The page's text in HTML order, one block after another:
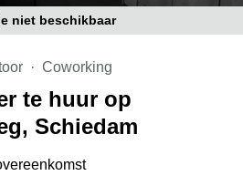
niet beschikbaar
Coworking
te huur op
Schiedam